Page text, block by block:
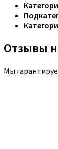
Отзывы
Мы